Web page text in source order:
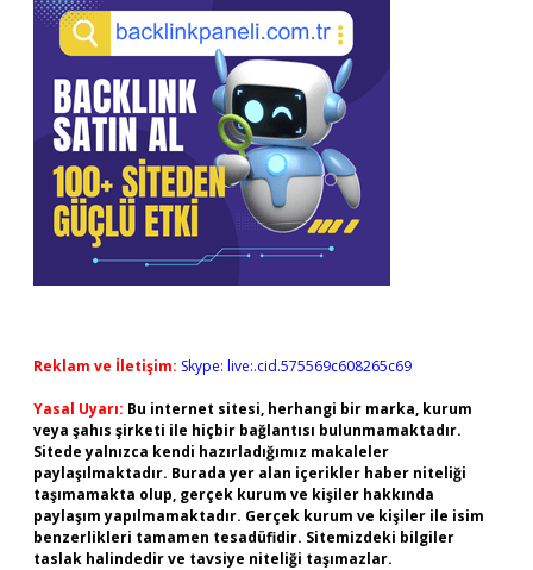
Reklam ve İletişim: Skype: live:.cid.575569c608265c69
Yasal Uyarı: Bu internet sitesi, herhangi bir marka, kurum
veya şahıs şirketi ile hiçbir bağlantısı bulunmamaktadır.
Sitede yalnızca kendi hazırladığımız makaleler
paylaşılmaktadır. Burada yer alan içerikler haber niteliği
taşımamakta olup, gerçek kurum ve kişiler hakkında
paylaşım yapılmamaktadır. Gerçek kurum ve kişiler ile isim
benzerlikleri tamamen tesadüfidir. Sitemizdeki bilgiler
taslak halindedir ve tavsiye niteliği taşımazlar.